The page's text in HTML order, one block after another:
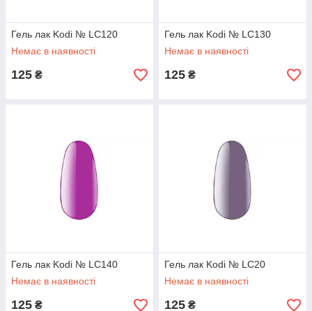
Гель лак Kodi № LC120
Немає в наявності
125 ₴
Гель лак Kodi № LC130
Немає в наявності
125 ₴
Гель лак Kodi № LC140
Немає в наявності
125 ₴
Гель лак Kodi № LC20
Немає в наявності
125 ₴